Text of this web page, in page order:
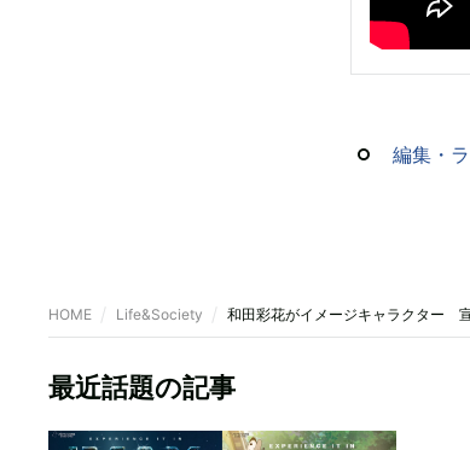
編集・
HOME Life&Society 和田彩花がイメージキャラクター
最近話題の記事